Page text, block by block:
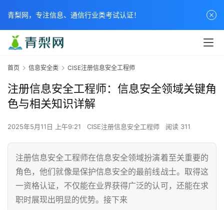
首页 信息安全类 CISE注册信息安全工程师
注册信息安全工程师：信息安全领域关键角
色与相关知识详解
2025年5月11日 上午9:21 CISE注册信息安全工程师 阅读 311
注册信息安全工程师在信息安全领域扮演着至关重要的
角色，他们就像是保护信息安全的最前线战士。取得这
一资格认证，不仅能在业界获得广泛的认可，还能在求
职时展现出明显的优势。接下来
青梨网，专注信息、通信行业类考试认证！